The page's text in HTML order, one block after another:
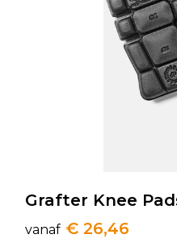
Grafter Knee
vanaf € 26,46